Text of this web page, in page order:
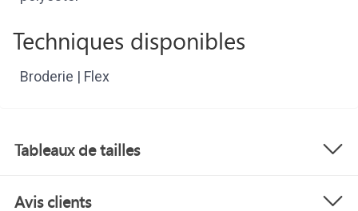
Techniques disponibles
Broderie | Flex
Tableaux de tailles
Avis clients